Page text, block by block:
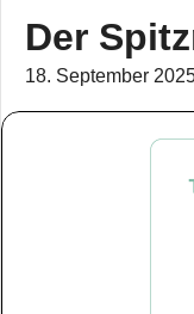
Der
18. September